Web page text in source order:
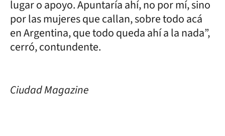
lugar o apoyo. Apuntaría ahí, no por mí, sino
por las mujeres que callan, sobre todo acá
en Argentina, que todo queda ahí a la nada”,
cerró, contundente.
Ciudad Magazine